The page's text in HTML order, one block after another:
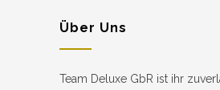
Über Uns
Team Deluxe GbR ist ihr